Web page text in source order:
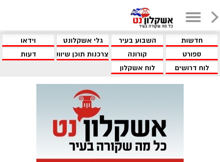
חדשות השבוע בעיר גלי אשקלונט
וידאו
ספורט
קורונה צרכנות תוכן שיווקי
דעות
לוח דרושים
לוח אשקלון